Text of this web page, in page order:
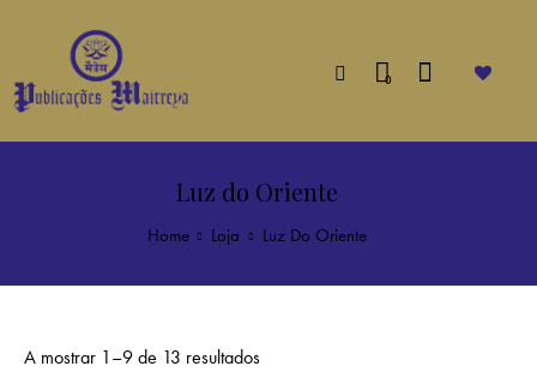
0
Luz do Oriente
Home Loja Luz Do Oriente
A mostrar 1–9 de 13 resultados